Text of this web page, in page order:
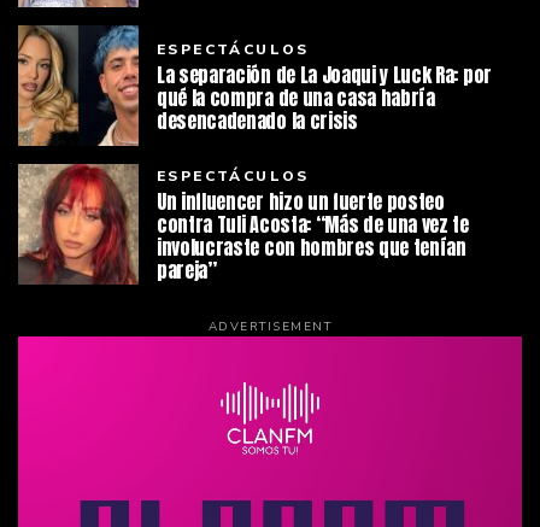
ESPECTÁCULOS
La separación de La Joaqui y Luck Ra: por
qué la compra de una casa habría
desencadenado la crisis
ESPECTÁCULOS
Un influencer hizo un fuerte posteo
contra Tuli Acosta: “Más de una vez te
involucraste con hombres que tenían
pareja”
ADVERTISEMENT